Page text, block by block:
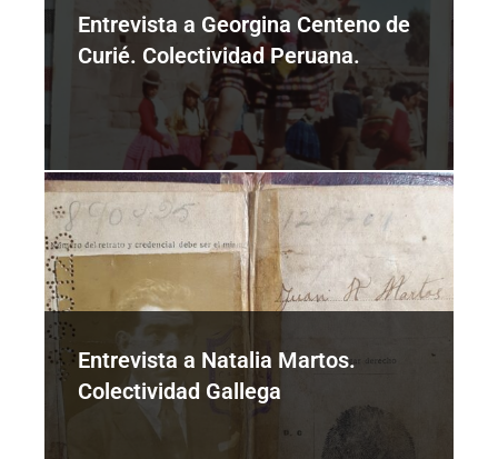
Entrevista a Georgina Centeno de
Curié. Colectividad Peruana.
Entrevista a Natalia Martos.
Colectividad Gallega